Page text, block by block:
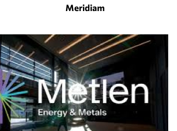
Meridiam